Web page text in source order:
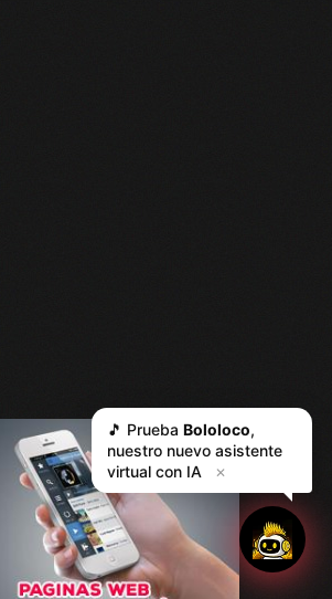
🎵 Prueba Bololoco,
nuestro nuevo asistente
virtual con IA
✕